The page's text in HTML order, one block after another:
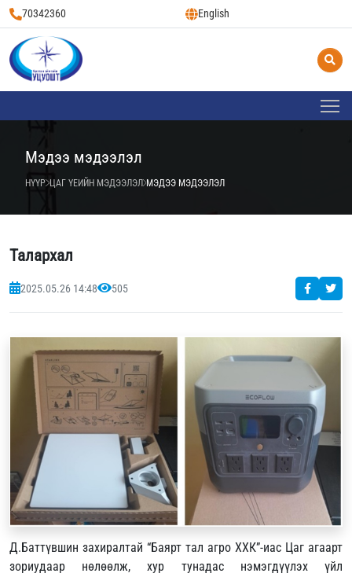
70342360 English
Мэдээ мэдээлэл
НҮҮР ЦАГ ҮЕИЙН МЭДЭЭЛЭЛ МЭДЭЭ МЭДЭЭЛЭЛ
Талархал
2025.05.26 14:48 505
Д.Баттүвшин захиралтай “Баярт тал агро ХХК”-иас Цаг агаарт
зориудаар нөлөөлж, хур тунадас нэмэгдүүлэх үйл